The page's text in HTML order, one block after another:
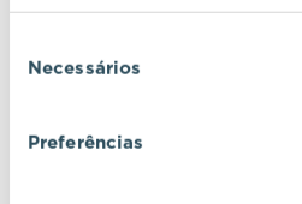
deNecessários
Preferências
Descubra ecossistemas
excelência, onde o
fundem com a inovação